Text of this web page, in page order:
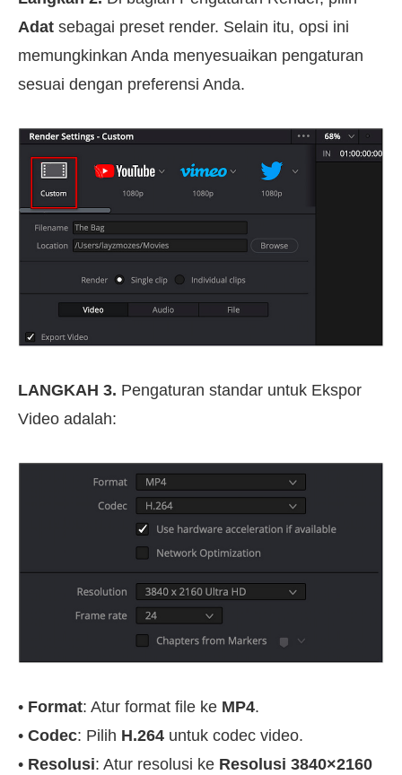
Adat sebagai preset render. Selain itu, opsi ini
memungkinkan Anda menyesuaikan pengaturan
sesuai dengan preferensi Anda.
LANGKAH 3. Pengaturan standar untuk Ekspor
Video adalah:
• Format: Atur format file ke MP4.
• Codec: Pilih H.264 untuk codec video.
• Resolusi: Atur resolusi ke Resolusi 3840×2160